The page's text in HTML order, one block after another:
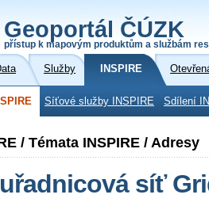
Geoportál ČÚZK
přístup k mapovým produktům a službám
Služby INSPIRE
Síťové služby INSPIRE Sdílení
/ Témata INSPIRE / Adresy
síť